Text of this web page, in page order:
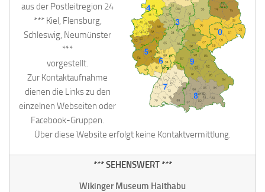
aus der Postleitregion 24
*** Kiel, Flensburg,
Schleswig, Neumünster
***
vorgestellt.
Zur Kontaktaufnahme
dienen die Links zu den
einzelnen Webseiten oder
Facebook-Gruppen.
Über diese Website erfolgt keine Kontaktvermittlung.
*** SEHENSWERT ***
Wikinger Museum Haithabu